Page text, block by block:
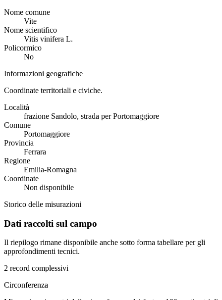
Nome comune
Vite
Nome scientifico
Vitis vinifera L.
Policormico
No
Informazioni geografiche
Coordinate territoriali e civiche.
Località
frazione Sandolo, strada per Portomaggiore
Comune
Portomaggiore
Provincia
Ferrara
Regione
Emilia-Romagna
Coordinate
Non disponibile
Storico delle misurazioni
Dati raccolti sul campo
Il riepilogo rimane disponibile anche sotto forma tabellare per gli
approfondimenti tecnici.
2 record complessivi
Circonferenza